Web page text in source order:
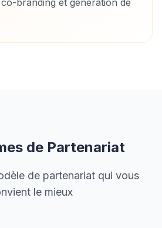
branding et génération de
de Partenariat
de partenariat qui vous
le mieux